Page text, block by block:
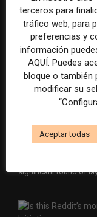
BuzzFeed
Staffers
In the first major
significant round of
terceros para
tráfico web, para
preferencias y
información
AQUÍ. Puedes
bloque o también
modificar su
Aceptar todas